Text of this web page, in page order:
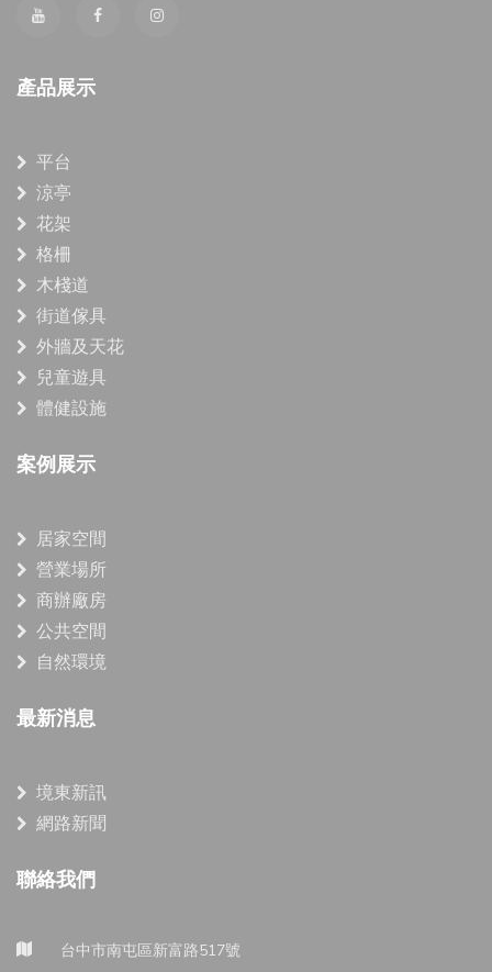
產品展示
平台
涼亭
花架
格柵
木棧道
街道傢具
外牆及天花
兒童遊具
體健設施
案例展示
居家空間
營業場所
商辦廠房
公共空間
自然環境
最新消息
境東新訊
網路新聞
聯絡我們
台中市南屯區新富路517號